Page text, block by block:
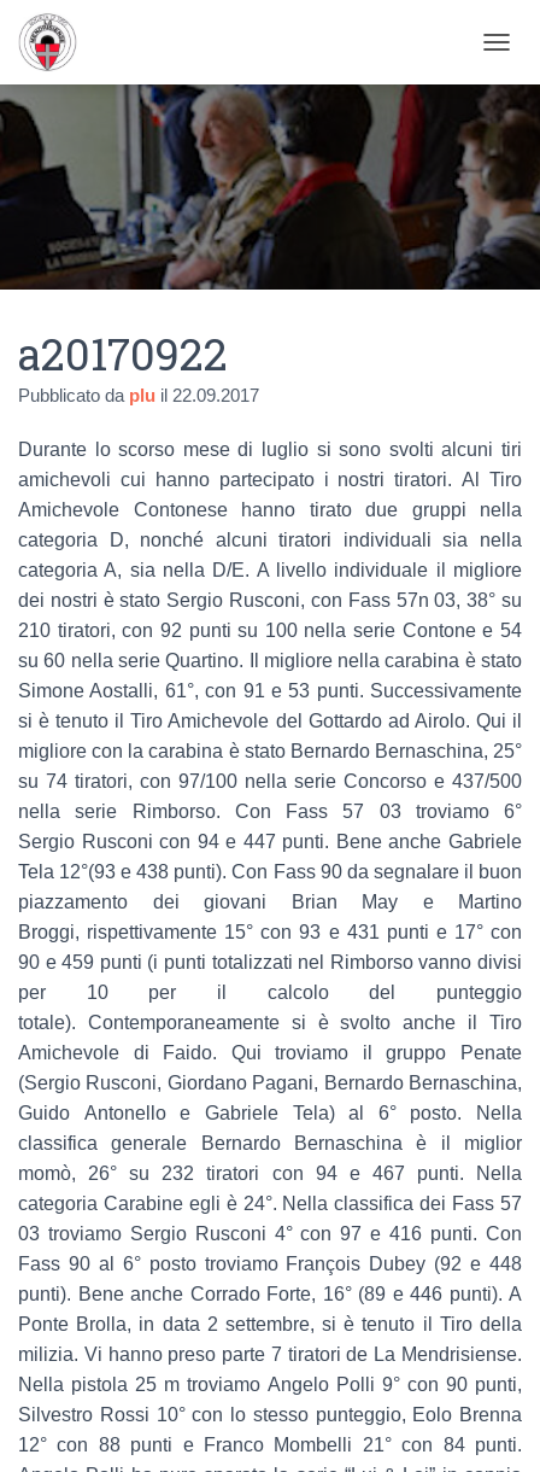
a20170922
Pubblicato da plu il 22.09.2017
Durante lo scorso mese di luglio si sono svolti alcuni tiri
amichevoli cui hanno partecipato i nostri tiratori.Al Tiro
Amichevole Contonese hanno tirato due gruppi nella
categoria D, nonché alcuni tiratori individuali sia nella
categoria A, sia nella D/E. A livello individuale il migliore
dei nostri è stato Sergio Rusconi, con Fass 57n 03, 38° su
210 tiratori, con 92 punti su 100 nella serie Contone e 54
su 60 nella serie Quartino. Il migliore nellacarabina è stato
Simone Aostalli, 61°, con 91 e 53 punti. Successivamente
si è tenuto il Tiro Amichevole del Gottardo ad Airolo. Qui il
migliorecon la carabina è stato Bernardo Bernaschina, 25°
su 74 tiratori, con 97/100 nella serie Concorso e 437/500
nella serie Rimborso. Con Fass 57 03 troviamo 6°
Sergio Rusconi con 94 e 447 punti. Bene anche Gabriele
Tela 12°(93 e 438 punti). Con Fass 90 da segnalare il buon
piazzamento dei giovani Brian May e Martino
Broggi, rispettivamente 15° con 93 e 431 punti e 17° con
90 e 459 punti (i punti totalizzati nel Rimborso vanno divisi
per 10 per il calcolo del punteggio
totale). Contemporaneamente si è svolto anche il Tiro
Amichevole di Faido. Qui troviamo ilgruppo Penate
(Sergio Rusconi, Giordano Pagani, Bernardo Bernaschina,
Guido Antonello e Gabriele Tela) al 6° posto. Nella
classifica generale Bernardo Bernaschinaè il miglior
momò, 26° su 232 tiratori con 94 e 467 punti. Nella
categoria Carabine egli è 24°. Nella classifica dei Fass 57
03 troviamo Sergio Rusconi 4° con 97 e 416 punti. Con
Fass 90 al 6° posto troviamo François Dubey (92 e 448
punti). Bene anche Corrado Forte, 16° (89 e 446 punti). A
Ponte Brolla, in data 2 settembre, si è tenuto il Tiro della
milizia. Vi hanno preso parte 7 tiratori de La Mendrisiense.
Nella pistola 25 m troviamo Angelo Polli 9° con 90 punti,
Silvestro Rossi 10° con lo stesso punteggio, Eolo Brenna
12° con 88 punti e Franco Mombelli 21° con 84 punti.